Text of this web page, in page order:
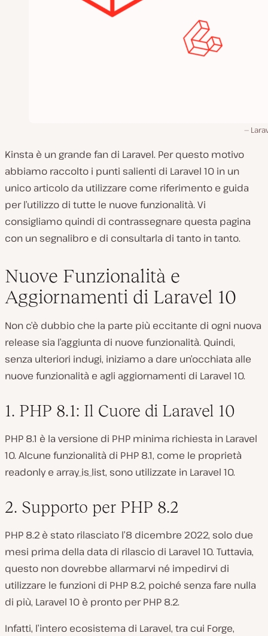
Kinsta è un grande fan di Laravel. Per questo motivo
abbiamo raccolto i punti salienti di Laravel 10 in un
unico articolo da utilizzare come riferimento e guida
per l’utilizzo di tutte le nuove funzionalità. Vi
consigliamo quindi di contrassegnare questa pagina
con un segnalibro e di consultarla di tanto in tanto.
Nuove Funzionalità e
Aggiornamenti di Laravel 10
Non c’è dubbio che la parte più eccitante di ogni nuova
release sia l’aggiunta di nuove funzionalità. Quindi,
senza ulteriori indugi, iniziamo a dare un’occhiata alle
nuove funzionalità e agli aggiornamenti di Laravel 10.
1. PHP 8.1: Il Cuore di Laravel 10
PHP 8.1 è la versione di PHP minima richiesta in Laravel
10. Alcune funzionalità di PHP 8.1, come le proprietà
readonly e array_is_list, sono utilizzate in Laravel 10.
2. Supporto per PHP 8.2
PHP 8.2 è stato rilasciato l’8 dicembre 2022, solo due
mesi prima della data di rilascio di Laravel 10. Tuttavia,
questo non dovrebbe allarmarvi né impedirvi di
utilizzare le funzioni di PHP 8.2, poiché senza fare nulla
di più, Laravel 10 è pronto per PHP 8.2.
Infatti, l’intero ecosistema di Laravel, tra cui Forge,